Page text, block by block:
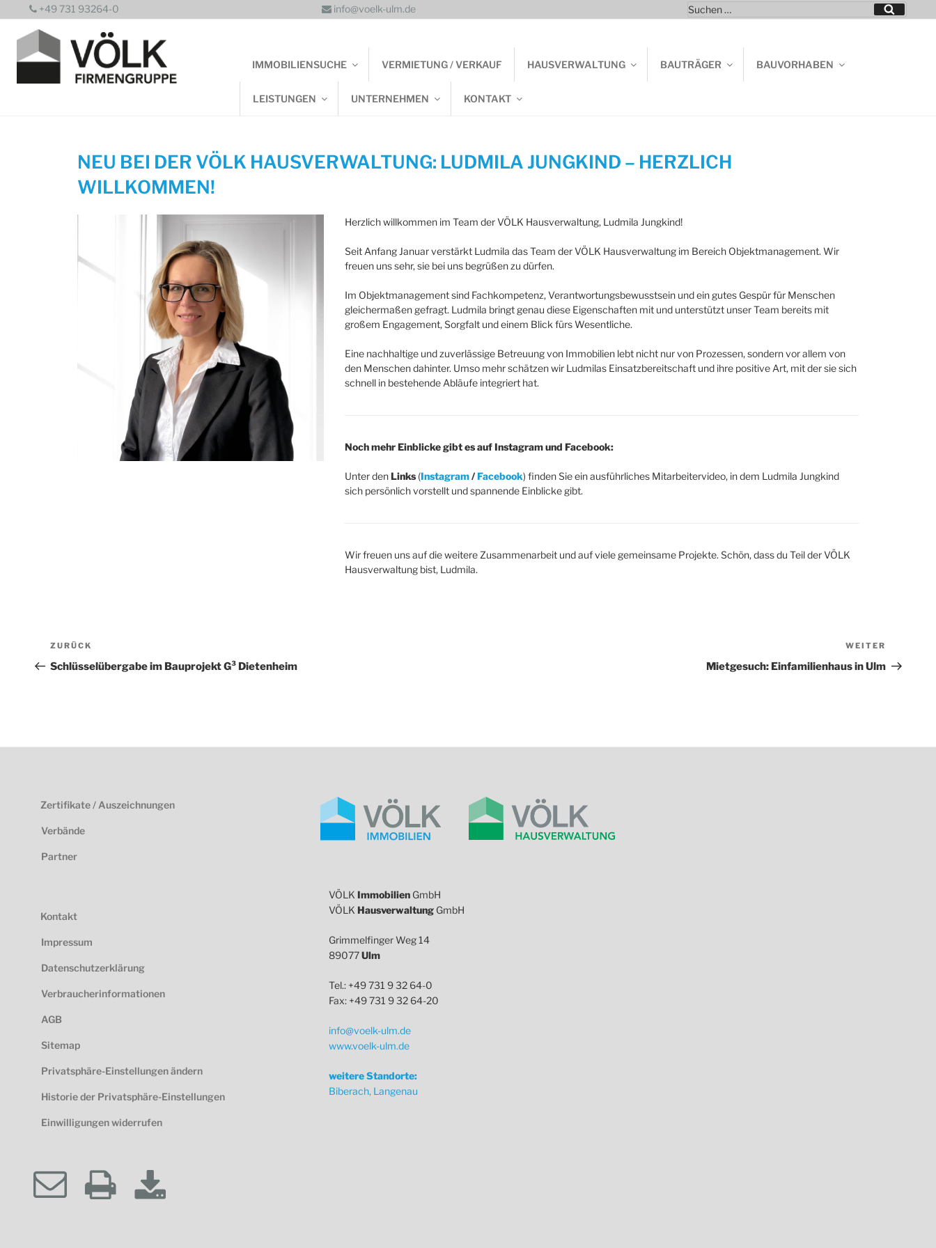
Inhalt
springen
+49 731 93264-0 info@voelk-ulm.de
Suchen
nach:
Suchen
IMMOBILIENSUCHE VERMIETUNG / VERKAUF HAUSVERWALTUNG BAUTRÄGER BAUVORHABEN
LEISTUNGEN UNTERNEHMEN KONTAKT
NEU BEI DER VÖLK HAUSVERWALTUNG: LUDMILA JUNGKIND – HERZLICH
WILLKOMMEN!
Herzlich willkommen im Team der VÖLK Hausverwaltung, Ludmila Jungkind!
Seit Anfang Januar verstärkt Ludmila das Team der VÖLK Hausverwaltung im Bereich Objektmanagement. Wir
freuen uns sehr, sie bei uns begrüßen zu dürfen.
Im Objektmanagement sind Fachkompetenz, Verantwortungsbewusstsein und ein gutes Gespür für Menschen
gleichermaßen gefragt. Ludmila bringt genau diese Eigenschaften mit und unterstützt unser Team bereits mit
großem Engagement, Sorgfalt und einem Blick fürs Wesentliche.
Eine nachhaltige und zuverlässige Betreuung von Immobilien lebt nicht nur von Prozessen, sondern vor allem von
den Menschen dahinter. Umso mehr schätzen wir Ludmilas Einsatzbereitschaft und ihre positive Art, mit der sie sich
schnell in bestehende Abläufe integriert hat.
Noch mehr Einblicke gibt es auf Instagram und Facebook:
Unter denLinks(Instagram/Facebook) finden Sie ein ausführliches Mitarbeitervideo, in dem Ludmila Jungkind
sich persönlich vorstellt und spannende Einblicke gibt.
Wir freuen uns auf die weitere Zusammenarbeit und auf viele gemeinsame Projekte. Schön, dass du Teil der VÖLK
Hausverwaltung bist, Ludmila.
Beitragsnavigation
Vorheriger
Beitrag
ZURÜCK
Schlüsselübergabe im Bauprojekt G³ Dietenheim
Beitrag
WEITER
Mietgesuch: Einfamilienhaus in Ulm
Zertifikate / Auszeichnungen
Verbände
Partner
Kontakt
Impressum
Datenschutzerklärung
Verbraucherinformationen
AGB
Sitemap
Privatsphäre-Einstellungen ändern
Historie der Privatsphäre-Einstellungen
Einwilligungen widerrufen
VÖLK Immobilien GmbH
VÖLK Hausverwaltung GmbH
Grimmelfinger Weg 14
89077Ulm
Tel.: +49 731 9 32 64-0
Fax: +49 731 9 32 64-20
info@voelk-ulm.de
www.voelk-ulm.de
weitere Standorte:
Biberach, Langenau